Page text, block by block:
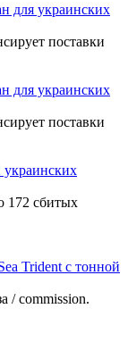
для украинских
поставки
для украинских
поставки
172 сбитых
Trident с тонной
/ commission.